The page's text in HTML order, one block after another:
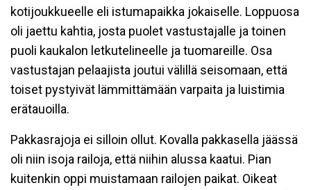
kotijoukkueelle eli istumapaikka jokaiselle. Loppuosa
oli jaettu kahtia, josta puolet vastustajalle ja toinen
puoli kaukalon letkutelineelle ja tuomareille. Osa
vastustajan pelaajista joutui välillä seisomaan, että
toiset pystyivät lämmittämään varpaita ja luistimia
erätauoilla.
Pakkasrajoja ei silloin ollut. Kovalla pakkasella jäässä
oli niin isoja railoja, että niihin alussa kaatui. Pian
kuitenkin oppi muistamaan railojen paikat. Oikeat